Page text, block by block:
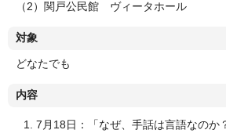
（2）関戸公民館 ヴィータホール
対象
どなたでも
内容
7月18日：「なぜ、手話は言語なのか